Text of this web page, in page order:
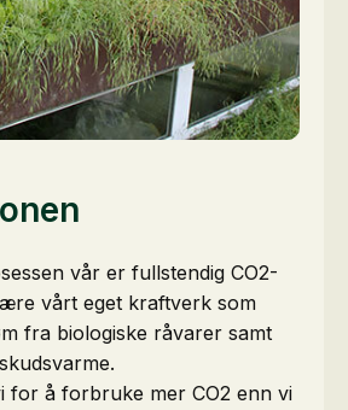
vår er fullstendig CO2-
vårt eget kraftverk som
fra biologiske råvarer samt
for å forbruke mer CO2 enn vi